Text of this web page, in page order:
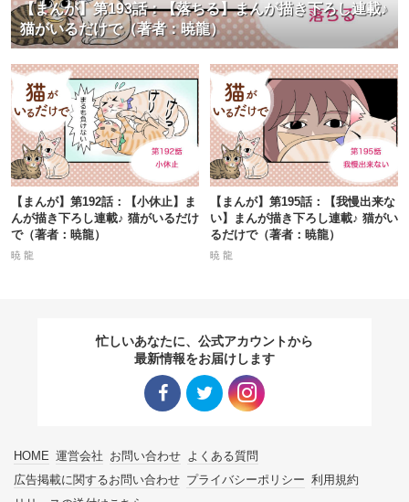
【まんが】第193話：【落ちる】まんが描き下ろし連載♪
猫がいるだけで（著者：暁龍）
【まんが】第192話：【小休止】ま
んが描き下ろし連載♪ 猫がいるだけ
で（著者：暁龍）
暁 龍
【まんが】第195話：【我慢出来な
い】まんが描き下ろし連載♪ 猫がい
るだけで（著者：暁龍）
暁 龍
忙しいあなたに、公式アカウントから
最新情報をお届けします
HOME 運営会社 お問い合わせ よくある質問
広告掲載に関するお問い合わせ プライバシーポリシー 利用規約